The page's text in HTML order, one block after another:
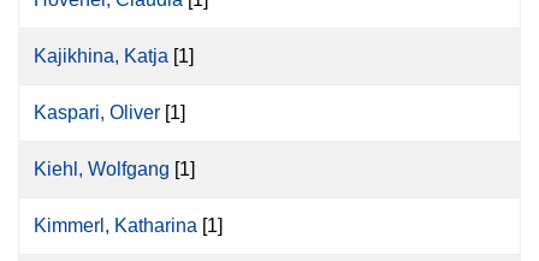
Kajikhina, Katja [1]
Kaspari, Oliver [1]
Kiehl, Wolfgang [1]
Kimmerl, Katharina [1]